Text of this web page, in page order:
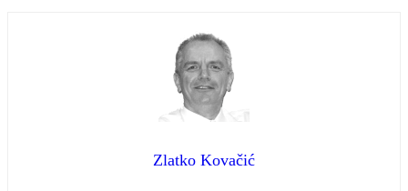
Zlatko Kovačić